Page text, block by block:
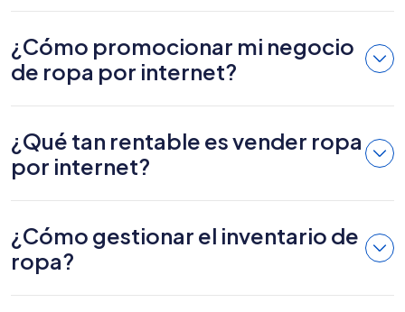
¿Cómo promocionar mi negocio
de ropa por internet?
¿Qué tan rentable es vender ropa
por internet?
¿Cómo gestionar el inventario de
ropa?